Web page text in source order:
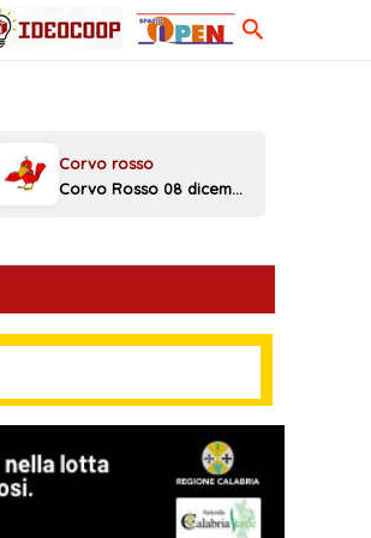
Cerca
Corvo Rosso 08 dicembre 2025